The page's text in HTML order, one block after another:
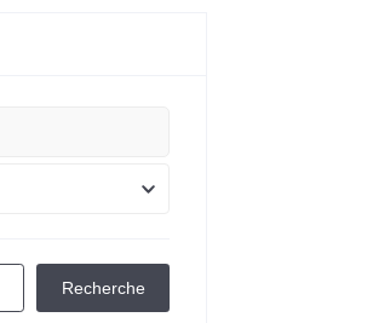
Recherche